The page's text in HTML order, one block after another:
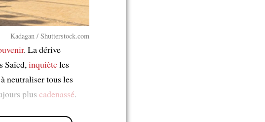
Kadagan / Shutterstock.com
. La dérive
Saïed, inquièteles
neutraliser tous les
plus cadenassé.